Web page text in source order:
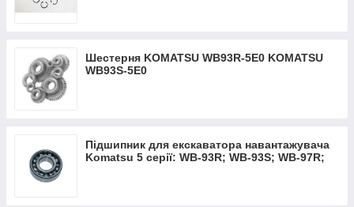
Шестерня KOMATSU WB93R-5Е0 KOMATSU
WB93S-5Е0
Підшипник для екскаватора навантажувача
Komatsu 5 серії: WB-93R; WB-93S; WB-97R;